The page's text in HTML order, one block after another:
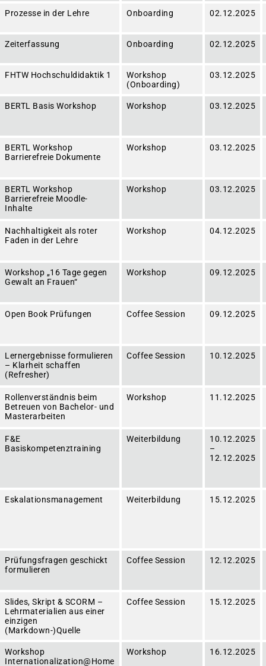
Prozesse in der Lehre Onboarding 02.12.2025
Zeiterfassung Onboarding 02.12.2025
FHTW Hochschuldidaktik 1
Workshop
(Onboarding)
03.12.2025
BERTL Basis Workshop Workshop 03.12.2025
BERTL Workshop
Barrierefreie Dokumente
Workshop 03.12.2025
BERTL Workshop
Barrierefreie Moodle-
Inhalte
Workshop 03.12.2025
Nachhaltigkeit als roter
Faden in der Lehre
Workshop 04.12.2025
Workshop „16 Tage gegen
Gewalt an Frauen“
Workshop 09.12.2025
Open Book Prüfungen Coffee Session 09.12.2025
Lernergebnisse formulieren
– Klarheit schaffen
(Refresher)
Coffee Session 10.12.2025
Rollenverständnis beim
Betreuen von Bachelor- und
Masterarbeiten
Workshop 11.12.2025
F&E
Basiskompetenztraining
Weiterbildung
10.12.2025
–
12.12.2025
Eskalationsmanagement Weiterbildung 15.12.2025
Prüfungsfragen geschickt
formulieren
Coffee Session 12.12.2025
Slides, Skript & SCORM –
Lehrmaterialien aus einer
einzigen
(Markdown-)Quelle
Coffee Session 15.12.2025
Workshop
Internationalization@Home
Workshop 16.12.2025